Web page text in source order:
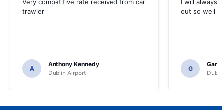
Very competitive rate received from car
trawler
A
Anthony Kennedy
Dublin Airport
I will always
out so well
G
Gary